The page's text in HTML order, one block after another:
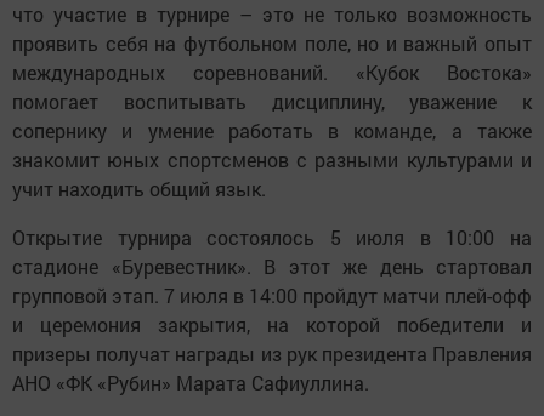
что участие в турнире – это не только возможность
проявить себя на футбольном поле, но и важный опыт
международных соревнований. «Кубок Востока»
помогает воспитывать дисциплину, уважение к
сопернику и умение работать в команде, а также
знакомит юных спортсменов с разными культурами и
учит находить общий язык.
Открытие турнира состоялось 5 июля в 10:00 на
стадионе «Буревестник». В этот же день стартовал
групповой этап. 7 июля в 14:00 пройдут матчи плей-офф
и церемония закрытия, на которой победители и
призеры получат награды из рук президента Правления
АНО «ФК «Рубин» Марата Сафиуллина.